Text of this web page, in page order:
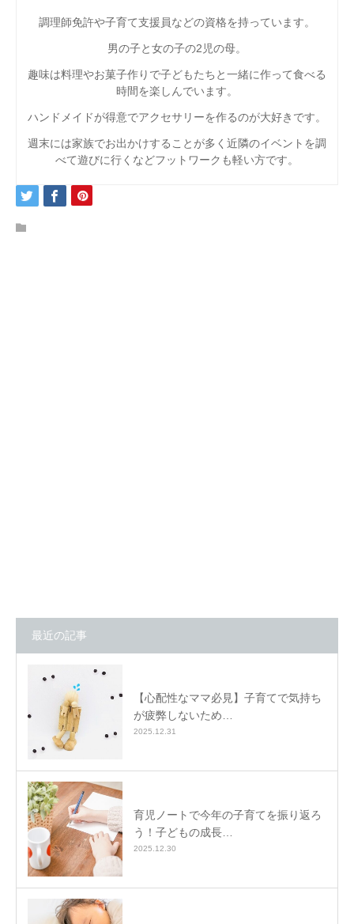
調理師免許や子育て支援員などの資格を持っています。
男の子と女の子の2児の母。
趣味は料理やお菓子作りで子どもたちと一緒に作って食べる
時間を楽しんでいます。
ハンドメイドが得意でアクセサリーを作るのが大好きです。
週末には家族でお出かけすることが多く近隣のイベントを調
べて遊びに行くなどフットワークも軽い方です。
最近の記事
【心配性なママ必見】子育てで気持ち
が疲弊しないため…
2025.12.31
育児ノートで今年の子育てを振り返ろ
う！子どもの成長…
2025.12.30